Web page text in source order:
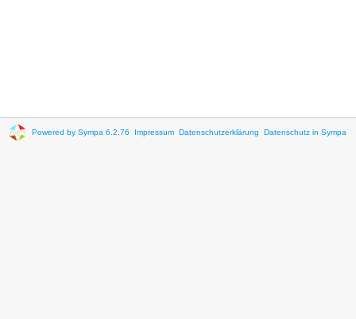
Powered by Sympa 6.2.76 Impressum Datenschutzerklärung Datenschutz in Sympa